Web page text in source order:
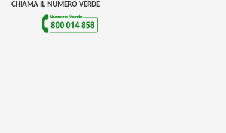
CHIAMA IL NUMERO VERDE